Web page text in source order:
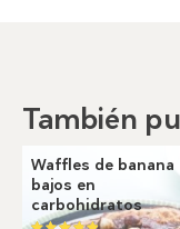
También
Waffles de banana
bajos en
carbohidratos